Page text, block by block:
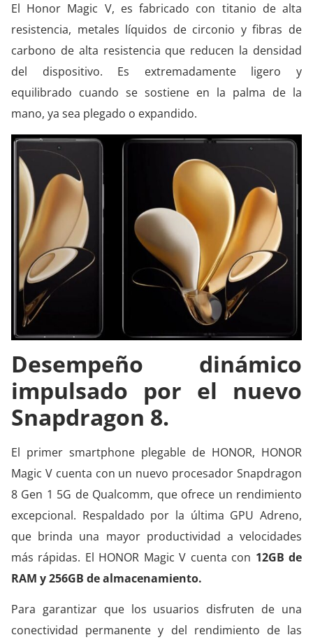
El Honor Magic V, es fabricado con titanio de alta
resistencia, metales líquidos de circonio y fibras de
carbono de alta resistencia que reducen la densidad
del dispositivo. Es extremadamente ligero y
equilibrado cuando se sostiene en la palma de la
mano, ya sea plegado o expandido.
Desempeño dinámico
impulsado por el nuevo
Snapdragon 8.
El primer smartphone plegable de HONOR, HONOR
Magic V cuenta con un nuevo procesador Snapdragon
8 Gen 1 5G de Qualcomm, que ofrece un rendimiento
excepcional. Respaldado por la última GPU Adreno,
que brinda una mayor productividad a velocidades
más rápidas. El HONOR Magic V cuenta con 12GB de
RAM y 256GB de almacenamiento.
Para garantizar que los usuarios disfruten de una
conectividad permanente y del rendimiento de las